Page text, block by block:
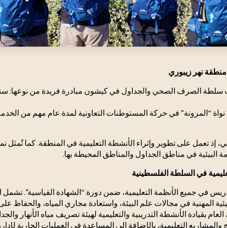
نهر زيبوري
2024-2025، أطلقت سلطة الصرف الصحي والجداول في كيشون مبادرة فريدة من
“المرونة” في حركة المستوطنات التعاونية لمدة عام مهم من
إذ تعمل على تطوير وإثراء الأنشطة التعليمية في المنطقة. كما تُمثل
البيئية في مناطق الجداول والمناطق المحيطة بها.
في السلطة الفلسطينية
في جميع الأنظمة التعليمية، ضمن دورة “الشهادة القياسية”. تشمل
المهنية في مجالات علم البيئة، واستعادة مجاري المياه، والحفاظ
العام بقيادة الأنشطة التدريبية والتعليمية لهيئة تصريف مياه الأنهار
التعليمية، بالإضافة إلى المساعدة في العمليات الجارية